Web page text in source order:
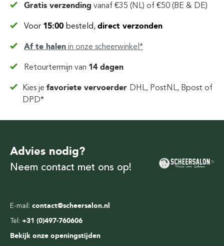
Gratis verzending vanaf €35 (NL) of €50 (BE & DE)
Voor 15:00 besteld, direct verzonden
Af te halen in onze scheerwinkel*
Retourtermijn van 14 dagen
Kies jefavoriete vervoerder DHL, PostNL, Bpost of
DPD*
E-mail: contact@scheersalon.nl
Tel: +31 (0)497-760606
Bekijk onze openingstijden
Advies nodig?
Neem contact met ons op!